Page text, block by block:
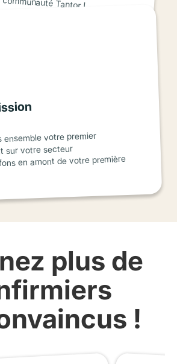
ensemble votre premier
sur votre secteur
en amont de votre première
plus de
!